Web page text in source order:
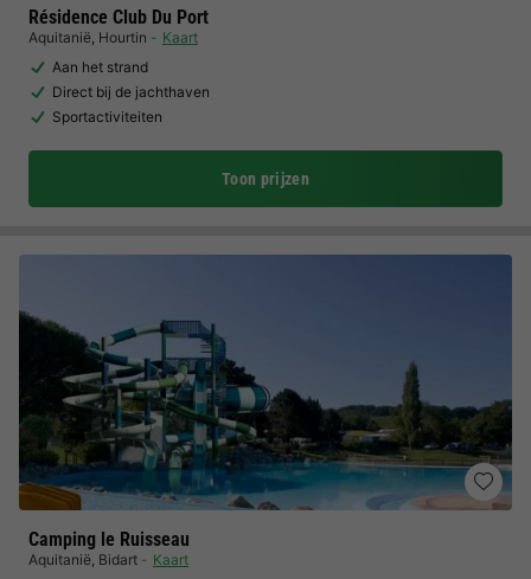
Résidence Club Du Port
Aquitanië, Hourtin
Kaart
Aan het strand
Direct bij de jachthaven
Sportactiviteiten
Toon prijzen
Camping le Ruisseau
Aquitanië, Bidart
Kaart